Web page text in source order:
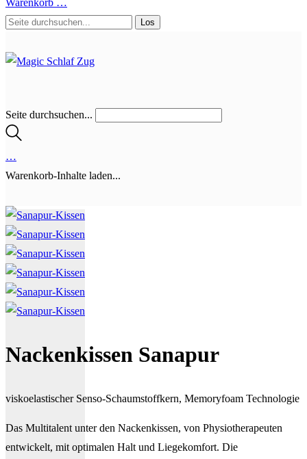
Warenkorb …
Seite durchsuchen...
…
Warenkorb-Inhalte laden...
Nackenkissen Sanapur
viskoelastischer Senso-Schaumstoffkern, Memoryfoam Technologie
Das Multitalent unter den Nackenkissen, von Physiotherapeuten
entwickelt, mit optimalen Halt und Liegekomfort. Die